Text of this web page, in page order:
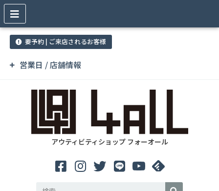
営業日 / 店舗情報
要予約 | ご来店されるお客様
アウティビティショップ フォーオール